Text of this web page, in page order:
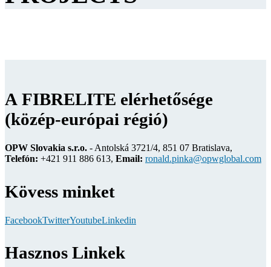
A FIBRELITE elérhetősége
(közép-európai régió)
OPW Slovakia s.r.o. - Antolská 3721/4, 851 07 Bratislava,
Telefón: +421 911 886 613, Email: ronald.pinka@opwglobal.com
Kövess minket
FacebookTwitterYoutubeLinkedin
Hasznos Linkek